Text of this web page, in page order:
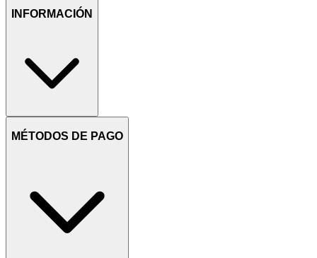
INFORMACIÓN
MÉTODOS DE PAGO